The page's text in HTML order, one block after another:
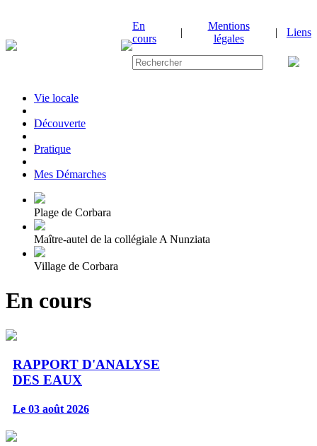
En
cours
|
Mentions
légales
| Liens
Vie locale
|Découverte
|Pratique
|Mes Démarches
Plage de Corbara
Maître-autel de la collégiale A Nunziata
Village de Corbara
En cours
RAPPORT D'ANALYSE
DES EAUX
Le 03 août 2026